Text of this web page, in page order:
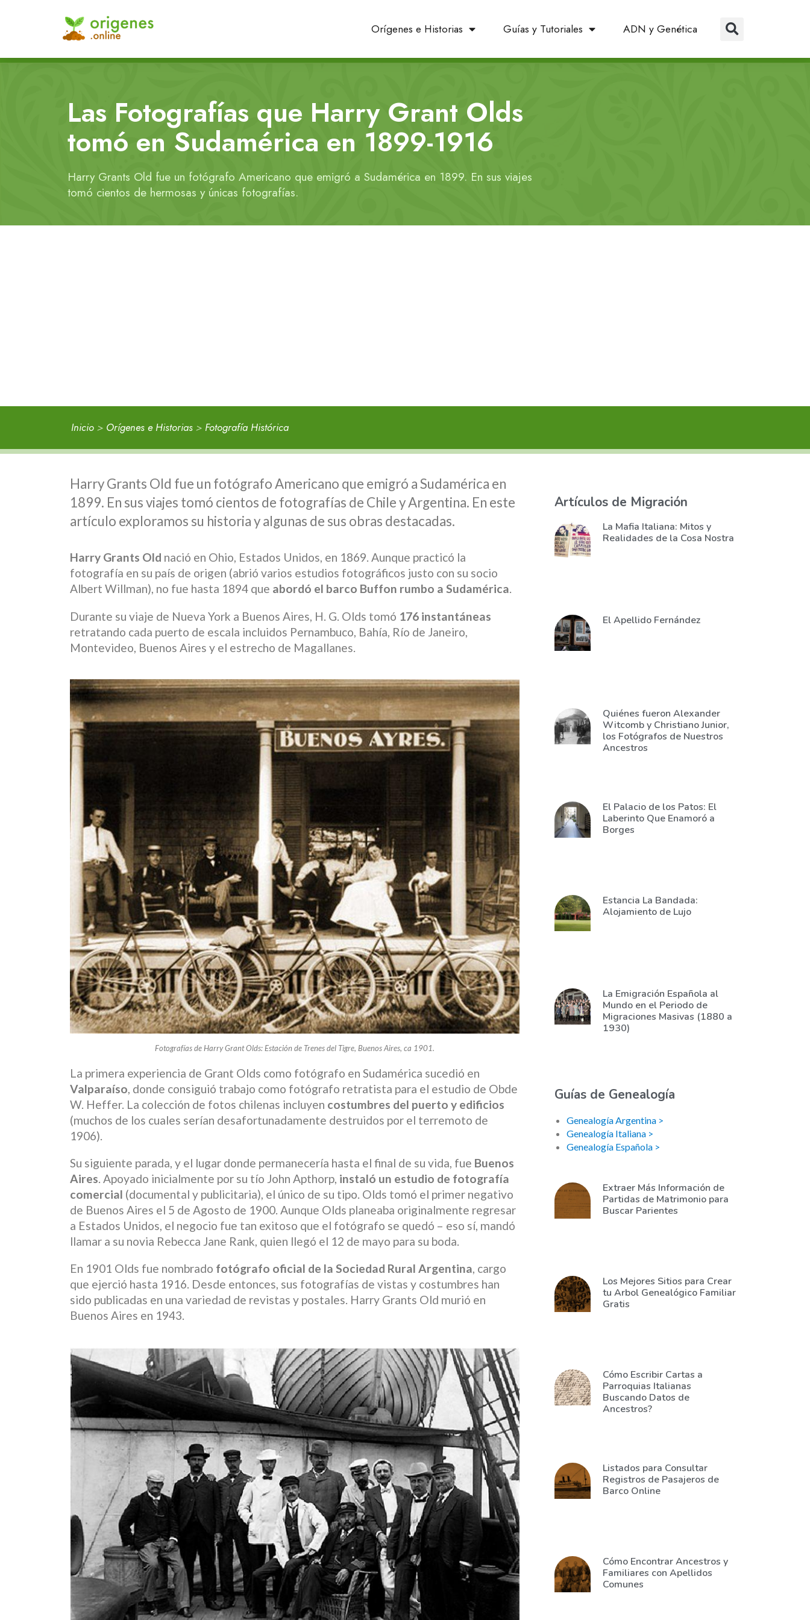
Orígenes e Historias Guías y Tutoriales ADN y Genética
Las Fotografías que Harry Grant Olds
tomó en Sudamérica en 1899-1916
Harry Grants Old fue un fotógrafo Americano que emigró a Sudamérica en 1899. En sus viajes
tomó cientos de hermosas y únicas fotografías.
Inicio > Orígenes e Historias > Fotografía Histórica
Harry Grants Old fue un fotógrafo Americano que emigró a Sudamérica en
1899. En sus viajes tomó cientos de fotografías de Chile y Argentina. En este
artículo exploramos su historia y algunas de sus obras destacadas.
Harry Grants Old nació en Ohio, Estados Unidos, en 1869. Aunque practicó la
fotografía en su país de origen (abrió varios estudios fotográficos justo con su socio
Albert Willman), no fue hasta 1894 que abordó el barco Buffon rumbo a Sudamérica.
Durante su viaje de Nueva York a Buenos Aires, H. G. Olds tomó 176 instantáneas
retratando cada puerto de escala incluidos Pernambuco, Bahía, Río de Janeiro,
Montevideo, Buenos Aires y el estrecho de Magallanes.
Fotografías de Harry Grant Olds: Estación de Trenes del Tigre, Buenos Aires, ca 1901.
La primera experiencia de Grant Olds como fotógrafo en Sudamérica sucedió en
Valparaíso, donde consiguió trabajo como fotógrafo retratista para el estudio de Obde
W. Heffer. La colección de fotos chilenas incluyen costumbres del puerto y edificios
(muchos de los cuales serían desafortunadamente destruidos por el terremoto de
1906).
Su siguiente parada, y el lugar donde permanecería hasta el final de su vida, fue Buenos
Aires. Apoyado inicialmente por su tío John Apthorp, instaló un estudio de fotografía
comercial (documental y publicitaria), el único de su tipo. Olds tomó el primer negativo
de Buenos Aires el 5 de Agosto de 1900. Aunque Olds planeaba originalmente regresar
a Estados Unidos, el negocio fue tan exitoso que el fotógrafo se quedó – eso sí, mandó
llamar a su novia Rebecca Jane Rank, quien llegó el 12 de mayo para su boda.
En 1901 Olds fue nombrado fotógrafo oficial de la Sociedad Rural Argentina, cargo
que ejerció hasta 1916. Desde entonces, sus fotografías de vistas y costumbres han
sido publicadas en una variedad de revistas y postales. Harry Grants Old murió en
Buenos Aires en 1943.
Artículos de Migración
La Mafia Italiana: Mitos y
Realidades de la Cosa Nostra
El Apellido Fernández
Quiénes fueron Alexander
Witcomb y Christiano Junior,
los Fotógrafos de Nuestros
Ancestros
El Palacio de los Patos: El
Laberinto Que Enamoró a
Borges
Estancia La Bandada:
Alojamiento de Lujo
La Emigración Española al
Mundo en el Periodo de
Migraciones Masivas (1880 a
1930)
Guías de Genealogía
Genealogía Argentina >
Genealogía Italiana >
Genealogía Española >
Extraer Más Información de
Partidas de Matrimonio para
Buscar Parientes
Los Mejores Sitios para Crear
tu Arbol Genealógico Familiar
Gratis
Cómo Escribir Cartas a
Parroquias Italianas
Buscando Datos de
Ancestros?
Listados para Consultar
Registros de Pasajeros de
Barco Online
Cómo Encontrar Ancestros y
Familiares con Apellidos
Comunes